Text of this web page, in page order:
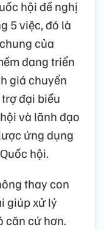
hội đề nghị
5 việc, đó là
của
đang triển
giá chuyển
đại biểu
và lãnh đạo
ứng dụng
hội.
thay con
giúp xử lý
căn cứ hơn.